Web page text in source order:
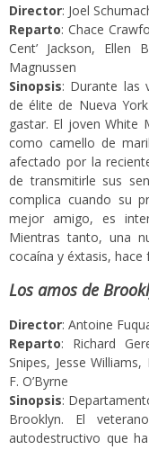
Director: Joel
Reparto: Chace
Cent’ Jackson, Ellen
Magnussen
Sinopsis: Durante las
de élite de Nueva
gastar. El joven White
como camello de
afectado por la
de transmitirle sus
complica cuando su
mejor amigo, es
Mientras tanto, una
cocaína y éxtasis,
Los amos de
Director: Antoine
Reparto: Richard
Snipes, Jesse
F. O’Byrne
Sinopsis:
Brooklyn. El
autodestructivo que